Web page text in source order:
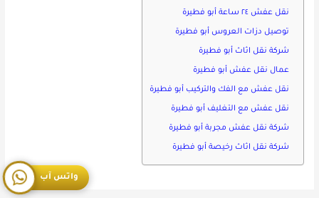
نقل عفش ٢٤ ساعة أبو فطيرة
توصيل دزات العروس أبو فطيرة
شركة نقل اثاث أبو فطيرة
عمال نقل عفش أبو فطيرة
نقل عفش مع الفك والتركيب أبو فطيرة
نقل عفش مع التغليف أبو فطيرة
شركة نقل عفش مجربة أبو فطيرة
شركة نقل اثاث رخيصة أبو فطيرة
واتس آب